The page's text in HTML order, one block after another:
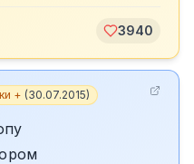
3940
+ (30.07.2015)